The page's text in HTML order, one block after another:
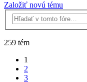
Založiť novú tému
259 tém
1
2
3